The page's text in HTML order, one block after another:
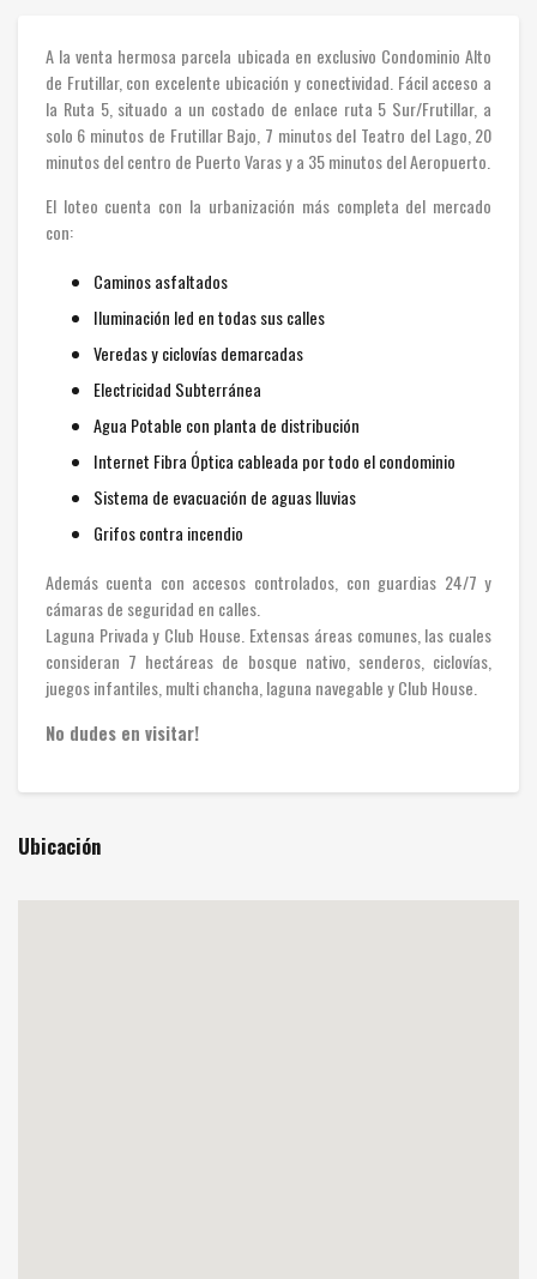
A la venta hermosa parcela ubicada en exclusivo Condominio Alto
de Frutillar, con excelente ubicación y conectividad. Fácil acceso a
la Ruta 5, situado a un costado de enlace ruta 5 Sur/Frutillar, a
solo 6 minutos de Frutillar Bajo, 7 minutos del Teatro del Lago, 20
minutos del centro de Puerto Varas y a 35 minutos del Aeropuerto.
El loteo cuenta con la urbanización más completa del mercado
con:
Caminos asfaltados
Iluminación led en todas sus calles
Veredas y ciclovías demarcadas
Electricidad Subterránea
Agua Potable con planta de distribución
Internet Fibra Óptica cableada por todo el condominio
Sistema de evacuación de aguas lluvias
Grifos contra incendio
Además cuenta con accesos controlados, con guardias 24/7 y
cámaras de seguridad en calles.
Laguna Privada y Club House. Extensas áreas comunes, las cuales
consideran 7 hectáreas de bosque nativo, senderos, ciclovías,
juegos infantiles, multi chancha, laguna navegable y Club House.
No dudes en visitar!
Ubicación